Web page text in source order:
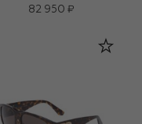
82 950 ₽